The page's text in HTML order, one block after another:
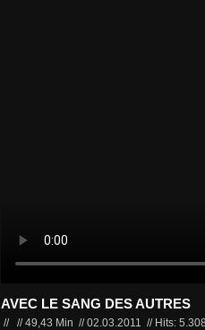
AVEC LE SANG DES AUTRES
// //49,43 Min //02.03.2011 // Hits: